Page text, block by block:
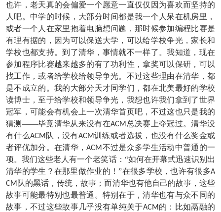
也许，老天真的会偏爱一个愿意一直仅仅因为喜欢而坚持的
人吧。中学的时候，大部分时间都是我一个人呆在机房里，
或者一个人在家里抱着电脑想问题，那时候参加编程比赛是
有理有据的，因为可以保送大学，可以给学校争光，家长和
学校也都支持。到了清华，事情就不一样了。我知道，现在
参加程序比赛越来越多的有了功利性，拿奖可以保研，可以
找工作，或者给学校给领导争光。不过这些理由在清华，都
是不成立的。我的大部分天才同学们，都在北美最好的学校
读博士，至于给学校和领导争光，我想也许我们拿到了世界
冠军，可能会有机会上一次清华首页吧，不过这也只是我的
猜测——毕竟清华从来没有在ACM 总决赛上夺冠过。清华没
有什么ACM 队，没有ACM训练或者选拔，也没有什么奖金或
者评优加分。在清华，ACM不过是众多学生活动中普通的一
项。我们这些老人有一个老笑话：“如何在开幕式迅速识别出
清华的学生？在那里做作业的！”在很多学校，也许有很多A
CM 队的黑话，传统，故事；而清华也有他自己的故事，这些
故事可能最特别也最普通。特别在于，清华也有与众不同的
故事，不过这些故事几乎没有单纯关于ACM的：比如鬲融的